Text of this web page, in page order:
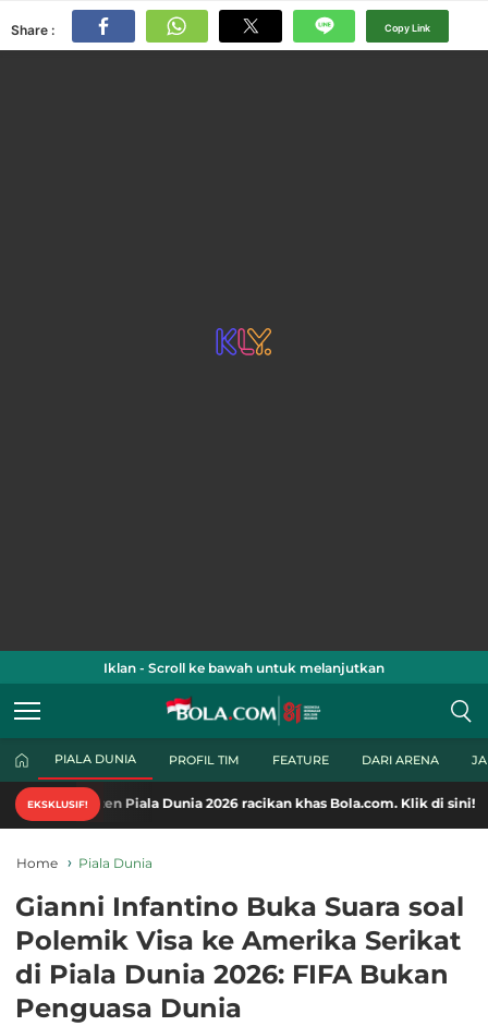
Share : Copy Link
Iklan - Scroll ke bawah untuk melanjutkan
PIALA DUNIA PROFIL TIM FEATURE DARI ARENA
EKSKLUSIF!
Piala Dunia 2026 racikan khas Bola.com. Klik di sini!
Home Piala Dunia
Gianni Infantino Buka Suara soal
Polemik Visa ke Amerika Serikat
di Piala Dunia 2026: FIFA Bukan
Penguasa Dunia